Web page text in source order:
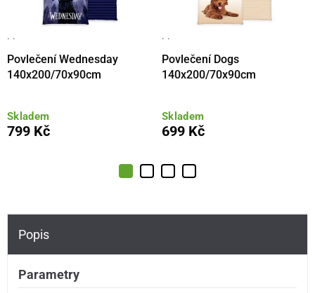
· ·
Povlečení Wednesday
140x200/70x90cm
Skladem
799 Kč
· ·
Povlečení Dogs
140x200/70x90cm
Skladem
699 Kč
Popis
Parametry